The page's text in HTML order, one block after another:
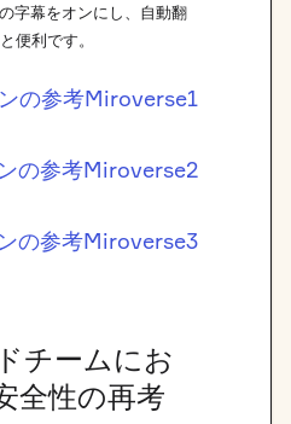
字幕をオンにし、自動翻
便利です。
の参考Miroverse1
の参考Miroverse2
の参考Miroverse3
チームにお
全性の再考